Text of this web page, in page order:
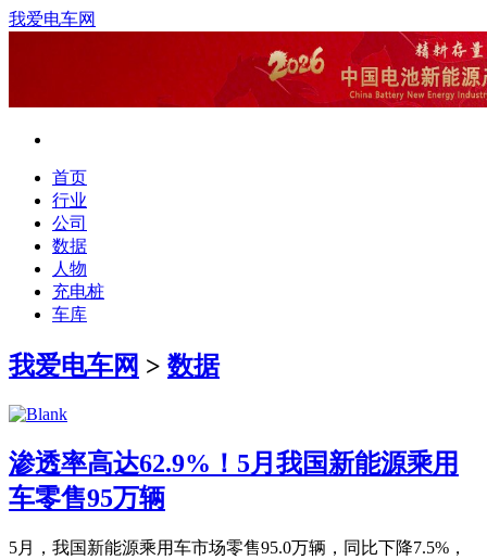
我爱电车网
首页
行业
公司
数据
人物
充电桩
车库
我爱电车网 > 数据
渗透率高达62.9%！5月我国新能源乘用
车零售95万辆
5月，我国新能源乘用车市场零售95.0万辆，同比下降7.5%，